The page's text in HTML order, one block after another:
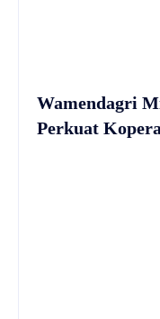
Wamendagri
Perkuat